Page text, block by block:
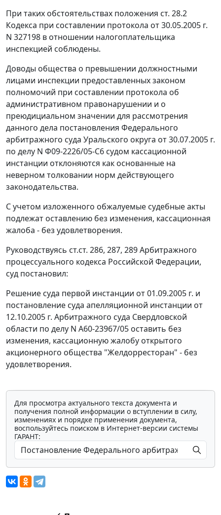
При таких обстоятельствах положения ст. 28.2
Кодекса при составлении протокола от 30.05.2005 г.
N 327198 в отношении налогоплательщика
инспекцией соблюдены.
Доводы общества о превышении должностными
лицами инспекции предоставленных законом
полномочий при составлении протокола об
административном правонарушении и о
преюдициальном значении для рассмотрения
данного дела постановления Федерального
арбитражного суда Уральского округа от 30.07.2005 г.
по делу N Ф09-2226/05-С6 судом кассационной
инстанции отклоняются как основанные на
неверном толковании норм действующего
законодательства.
С учетом изложенного обжалуемые судебные акты
подлежат оставлению без изменения, кассационная
жалоба - без удовлетворения.
Руководствуясь ст.ст. 286, 287, 289Арбитражного
процессуального кодекса Российской Федерации,
суд постановил:
Решение суда первой инстанции от 01.09.2005 г. и
постановление суда апелляционной инстанции от
12.10.2005 г. Арбитражного суда Свердловской
области по делу N А60-23967/05 оставить без
изменения, кассационную жалобу открытого
акционерного общества "Желдорресторан" - без
удовлетворения.
Для просмотра актуального текста документа и
получения полной информации о вступлении в силу,
изменениях и порядке применения документа,
воспользуйтесь поиском в Интернет-версии системы
ГАРАНТ: